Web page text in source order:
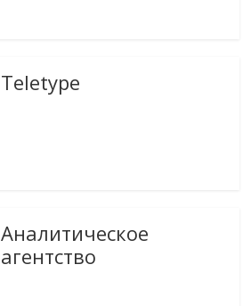
Teletype
Аналитическое
агентство